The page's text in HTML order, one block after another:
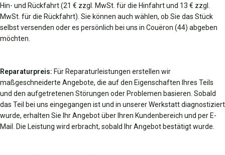
Hin- und Rückfahrt (21 € zzgl. MwSt. für die Hinfahrt und 13 € zzgl.
MwSt. für die Rückfahrt). Sie können auch wählen, ob Sie das Stück
selbst versenden oder es persönlich bei uns in Couëron (44) abgeben
möchten.
Reparaturpreis: Für Reparaturleistungen erstellen wir
maßgeschneiderte Angebote, die auf den Eigenschaften Ihres Teils
und den aufgetretenen Störungen oder Problemen basieren. Sobald
das Teil bei uns eingegangen ist und in unserer Werkstatt diagnostiziert
wurde, erhalten Sie Ihr Angebot über Ihren Kundenbereich und per E-
Mail. Die Leistung wird erbracht, sobald Ihr Angebot bestätigt wurde.